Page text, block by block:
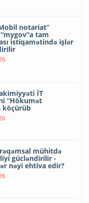
notariat”
tam
istiqamətində işlər
İT
“Hökumət
köçürüb
mühitdə
gücləndirilir -
nəyi ehtiva edir?